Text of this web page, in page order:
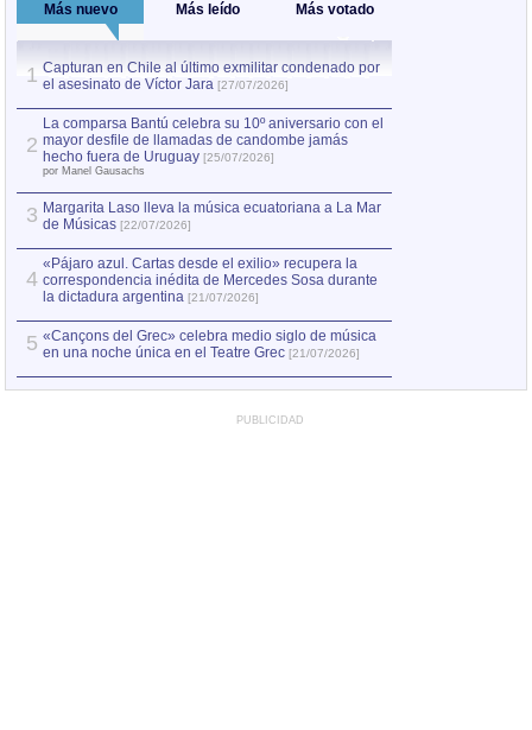
Más nuevo Más leído Más votado
1 Capturan en Chile al último exmilitar condenado por
el asesinato de Víctor Jara [27/07/2026]
2
La comparsa Bantú celebra su 10º aniversario con el
mayor desfile de llamadas de candombe jamás
hecho fuera de Uruguay [25/07/2026]
por Manel Gausachs
3 Margarita Laso lleva la música ecuatoriana a La Mar
de Músicas [22/07/2026]
4
«Pájaro azul. Cartas desde el exilio» recupera la
correspondencia inédita de Mercedes Sosa durante
la dictadura argentina [21/07/2026]
5 «Cançons del Grec» celebra medio siglo de música
en una noche única en el Teatre Grec [21/07/2026]
PUBLICIDAD